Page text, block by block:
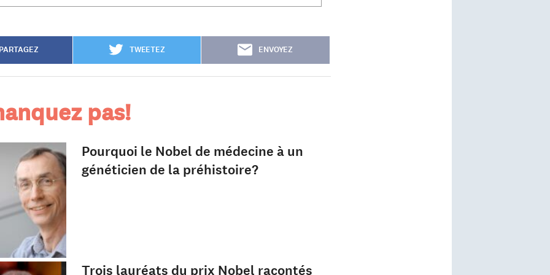
TWEETEZ ENVOYEZ
pas!
Pourquoi le Nobel de médecine à un
généticien de la préhistoire?
Trois lauréats du prix Nobel racontés